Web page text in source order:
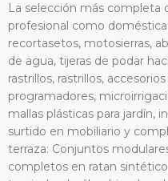
La selección más completa
profesional como
recortasetos, motosierras,
de agua, tijeras de podar
rastrillos, rastrillos,
programadores,
mallas plásticas para jardín,
surtido en mobiliario y
terraza: Conjuntos
completos en ratan